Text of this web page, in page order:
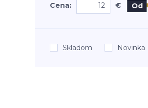
Cena: € Od
Skladom Novinka